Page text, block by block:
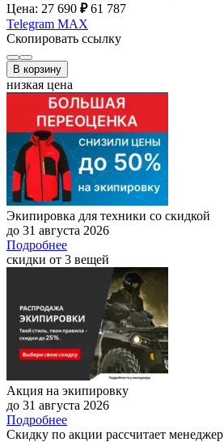
Цена: 27 690 ₽ 61 787
Telegram MAX
Скопировать ссылку
В корзину
низкая цена
Экипировка для техники со скидкой
до 31 августа 2026
Подробнее
скидки от 3 вещей
Акция на экипировку
до 31 августа 2026
Подробнее
Скидку по акции рассчитает менеджер